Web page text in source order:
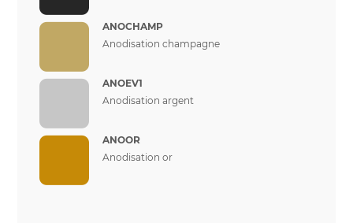
ANOCHAMP
Anodisation champagne
ANOEV1
Anodisation argent
ANOOR
Anodisation or